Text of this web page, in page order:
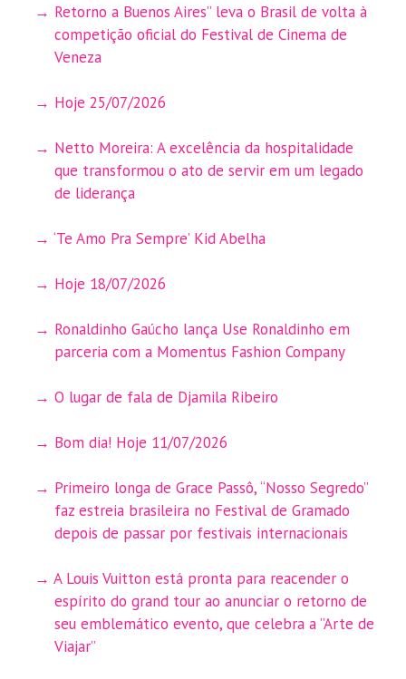
Retorno a Buenos Aires” leva o Brasil de volta à
competição oficial do Festival de Cinema de
Veneza
Hoje 25/07/2026
Netto Moreira: A excelência da hospitalidade
que transformou o ato de servir em um legado
de liderança
‘Te Amo Pra Sempre’ Kid Abelha
Hoje 18/07/2026
Ronaldinho Gaúcho lança Use Ronaldinho em
parceria com a Momentus Fashion Company
O lugar de fala de Djamila Ribeiro
Bom dia! Hoje 11/07/2026
Primeiro longa de Grace Passô, “Nosso Segredo”
faz estreia brasileira no Festival de Gramado
depois de passar por festivais internacionais
A Louis Vuitton está pronta para reacender o
espírito do grand tour ao anunciar o retorno de
seu emblemático evento, que celebra a ”Arte de
Viajar”